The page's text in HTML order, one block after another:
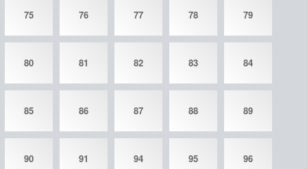
75 76 77 78 79
80 81 82 83 84
85 86 87 88 89
90 91 94 95 96